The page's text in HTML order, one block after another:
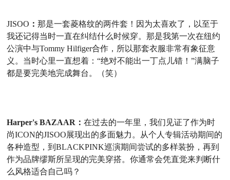
JISOO ：那是一套菱格纹的两件套！因为太喜欢了，以至于
我还记得当时一直在纠结什么时候穿。那是我第一次在纽约
公演中与Tommy Hilfiger合作，所以那套衣服非常有象征意
义。当时心里一直想着 ：“绝对不能出一丁点儿错！”满脑子
都是要完美地完成舞台。（笑）
Harper's BAZAAR：在过去的一年里，我们见证了作为时
尚ICON的JISOO展现出的多面魅力。 从个人专辑活动期间的
各种造型，到BLACKPINK巡演期间尝试的多样装扮，再到
作为品牌缪斯所呈现的完美穿搭。你通常会凭直觉来判断什
么风格适合自己吗？